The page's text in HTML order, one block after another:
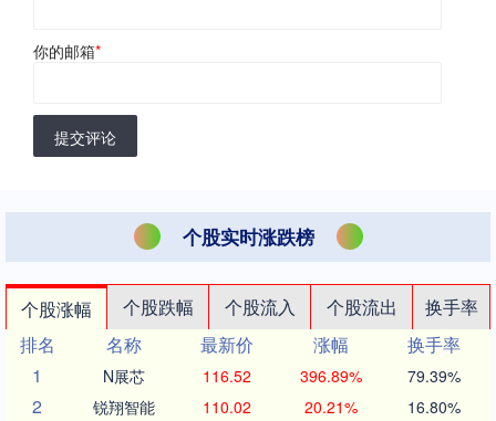
你的邮箱*
提交评论
个股实时涨跌榜
个股涨幅 个股跌幅 个股流入 个股流出
换手率
排名
名称 最新价 涨幅
换手率
1
N展芯 116.52 396.89% 79.39%
2 锐翔智能 110.02 20.21% 16.80%